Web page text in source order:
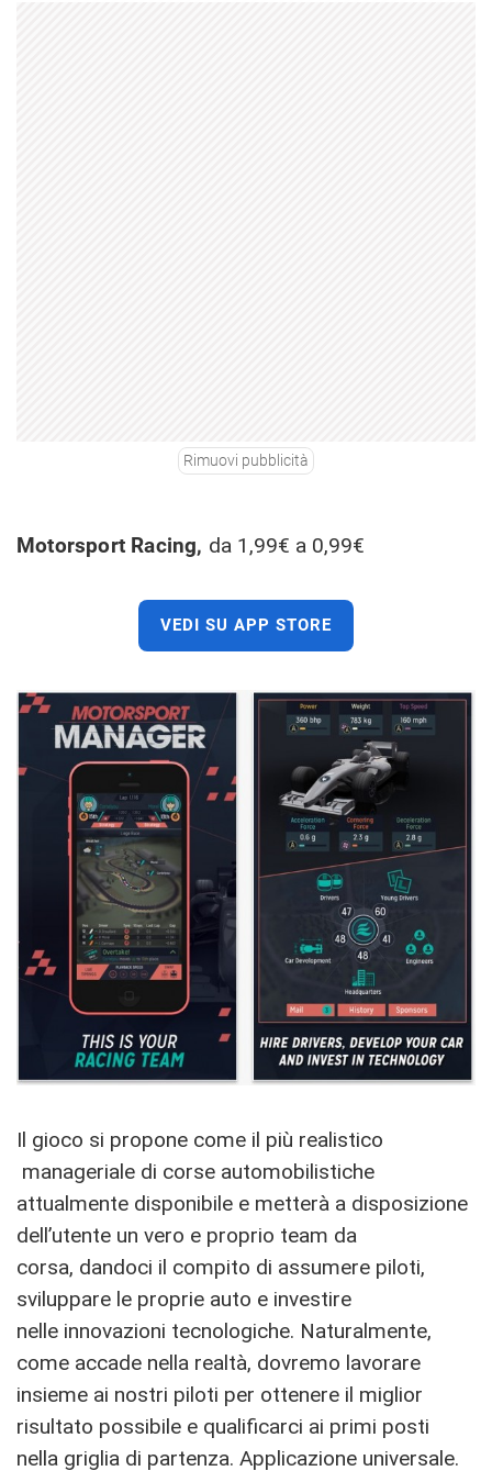
Rimuovi pubblicità
Motorsport Racing, da 1,99€ a 0,99€
VEDI SU APP STORE
Il gioco si propone come il più realistico
manageriale di corse automobilistiche
attualmente disponibile e metterà a disposizione
dell’utente un vero e proprio team da
corsa, dandoci il compito di assumere piloti,
sviluppare le proprie auto e investire
nelle innovazioni tecnologiche. Naturalmente,
come accade nella realtà, dovremo lavorare
insieme ai nostri piloti per ottenere il miglior
risultato possibile e qualificarci ai primi posti
nella griglia di partenza. Applicazione universale.